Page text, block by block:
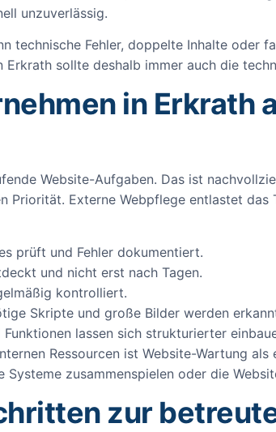
unzuverlässig.
technische Fehler, doppelte Inhalte oder
sollte deshalb immer auch die
in Erkrath
Website-Aufgaben. Das ist
Priorität. Externe Webpflege entlastet
prüft und Fehler dokumentiert.
und nicht erst nach Tagen.
kontrolliert.
Skripte und große Bilder werden
Funktionen lassen sich strukturierter
Ressourcen ist Website-Wartung
Systeme zusammenspielen oder die
zur